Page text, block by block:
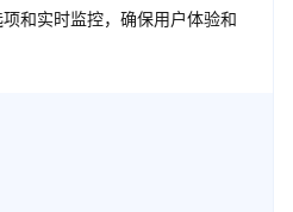
和实时监控，确保用户体验和